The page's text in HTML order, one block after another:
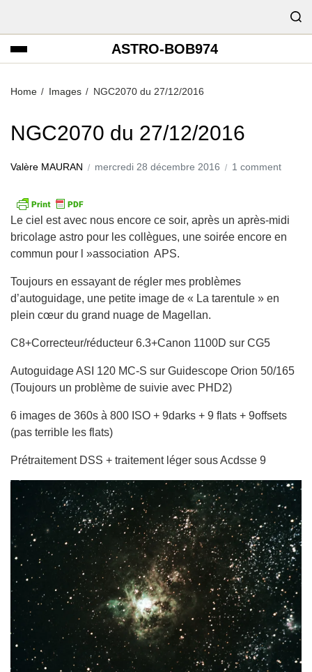
ASTRO-BOB974
Home Images NGC2070 du 27/12/2016
NGC2070 du 27/12/2016
Valère MAURAN mercredi 28 décembre 2016 1 comment
Le ciel est avec nous encore ce soir, après un après-midi
bricolage astro pour les collègues, une soirée encore en
commun pour l »association APS.
Toujours en essayant de régler mes problèmes
d’autoguidage, une petite image de « La tarentule » en
plein cœur du grand nuage de Magellan.
C8+Correcteur/réducteur 6.3+Canon 1100D sur CG5
Autoguidage ASI 120 MC-S sur Guidescope Orion 50/165
(Toujours un problème de suivie avec PHD2)
6 images de 360s à 800 ISO + 9darks + 9 flats + 9offsets
(pas terrible les flats)
Prétraitement DSS + traitement léger sous Acdsse 9